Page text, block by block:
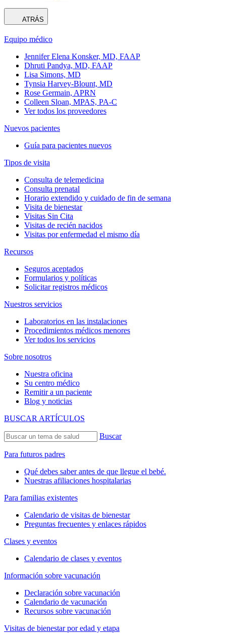
ATRÁS
Equipo médico
Jennifer Elena Konsker, MD, FAAP
Dhruti Pandya, MD, FAAP
Lisa Simons, MD
Tynsia Harvey-Blount, MD
Rose Germain, APRN
Colleen Sloan, MPAS, PA-C
Ver todos los proveedores
Nuevos pacientes
Guía para pacientes nuevos
Tipos de visita
Consulta de telemedicina
Consulta prenatal
Horario extendido y cuidado de fin de semana
Visita de bienestar
Visitas Sin Cita
Visitas de recién nacidos
Visitas por enfermedad el mismo día
Recursos
Seguros aceptados
Formularios y políticas
Solicitar registros médicos
Nuestros servicios
Laboratorios en las instalaciones
Procedimientos médicos menores
Ver todos los servicios
Sobre nosotros
Nuestra oficina
Su centro médico
Remitir a un paciente
Blog y noticias
BUSCAR ARTÍCULOS
Buscar
Para futuros padres
Qué debes saber antes de que llegue el bebé.
Nuestras afiliaciones hospitalarias
Para familias existentes
Calendario de visitas de bienestar
Preguntas frecuentes y enlaces rápidos
Clases y eventos
Calendario de clases y eventos
Información sobre vacunación
Declaración sobre vacunación
Calendario de vacunación
Recursos sobre vacunación
Visitas de bienestar por edad y etapa